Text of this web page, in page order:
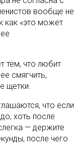
вообще не
как «это может
тем, что любит
смягчить,
щетки.
что если
хоть после
— держите
после чего